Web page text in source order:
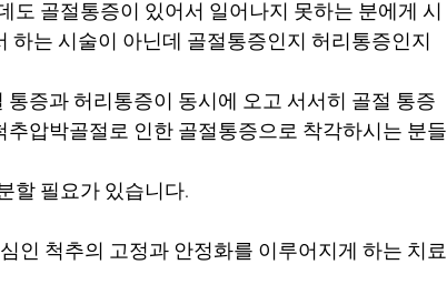
골절통증이 있어서 일어나지 못하는 분에게 시
는 시술이 아닌데 골절통증인지 허리통증인지
증과 허리통증이 동시에 오고 서서히 골절 통증
압박골절로 인한 골절통증으로 착각하시는 분들
할 필요가 있습니다.
인 척추의 고정과 안정화를 이루어지게 하는 치료